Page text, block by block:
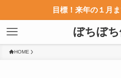
目標！来年の１月
ぼちぼ
HOME